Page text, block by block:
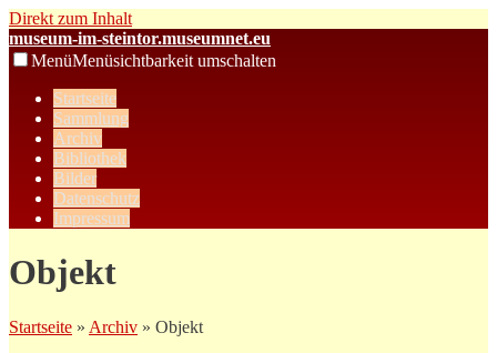
Direkt zum Inhalt
museum-im-steintor.museumnet.eu
MenüMenüsichtbarkeit umschalten
Startseite
Sammlung
Archiv
Bibliothek
Bilder
Datenschutz
Impressum
Objekt
Startseite » Archiv » Objekt